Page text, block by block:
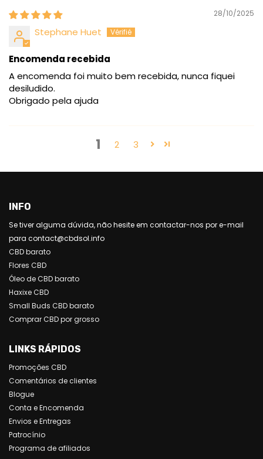
28/10/2025
Stephane Huet
Encomenda recebida
A encomenda foi muito bem recebida, nunca fiquei
desiludido.
Obrigado pela ajuda
1 2 3
INFO
Se tiver alguma dúvida, não hesite em contactar-nos por e-mail
para contact@cbdsol.info
CBD barato
Flores CBD
Óleo de CBD barato
Haxixe CBD
Small Buds CBD barato
Comprar CBD por grosso
LINKS RÁPIDOS
Promoções CBD
Comentários de clientes
Blogue
Conta e Encomenda
Envios e Entregas
Patrocínio
Programa de afiliados